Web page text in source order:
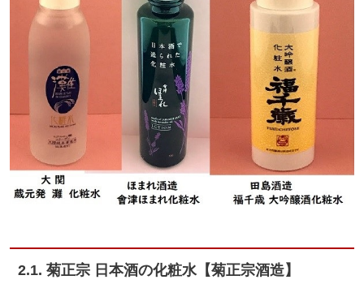
2.1. 菊正宗 日本酒の化粧水【菊正宗酒造】